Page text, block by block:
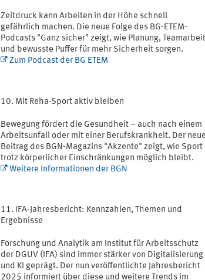
Zeitdruck kann Arbeiten in der Höhe schnell
gefährlich machen. Die neue Folge des BG-ETEM-
Podcasts "Ganz sicher" zeigt, wie Planung, Teamarbeit
und bewusste Puffer für mehr Sicherheit sorgen.
Zum Podcast der BG ETEM
Mit Reha-Sport aktiv bleiben
Bewegung fördert die Gesundheit – auch nach einem
Arbeitsunfall oder mit einer Berufskrankheit. Der neue
Beitrag des BGN-Magazins "Akzente" zeigt, wie Sport
trotz körperlicher Einschränkungen möglich bleibt.
Weitere Informationen der BGN
IFA-Jahresbericht: Kennzahlen, Themen und
Ergebnisse
Forschung und Analytik am Institut für Arbeitsschutz
der DGUV (IFA) sind immer stärker von Digitalisierung
und KI geprägt. Der nun veröffentlichte Jahresbericht
2025 informiert über diese und weitere Trends im